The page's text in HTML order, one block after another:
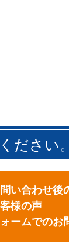
ださい。
い合わせ後
様の声
ームでのお